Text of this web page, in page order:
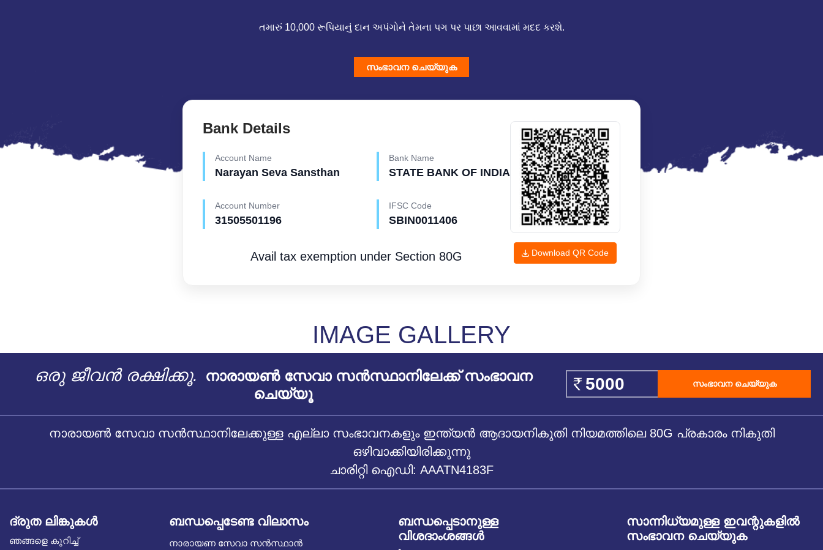
તમારું 10,000 રૂપિયાનું દાન અપંગોને તેમના પગ પર પાછા આવવામાં મદદ કરશે.
സംഭാവന ചെയ്യുക
Bank Details
Account Name
Narayan Seva Sansthan
Bank Name
STATE BANK OF INDIA
Account Number
31505501196
IFSC Code
SBIN0011406
Avail tax exemption under Section 80G Download QR Code
IMAGE GALLERY
ഒരു ജീവൻ രക്ഷിക്കൂ.
നാരായൺ സേവാ സൻസ്ഥാനിലേക്ക് സംഭാവന
ചെയ്യൂ
സംഭാവന ചെയ്യുക
നാരായൺ സേവാ സൻസ്ഥാനിലേക്കുള്ള എല്ലാ സംഭാവനകളും ഇന്ത്യൻ ആദായനികുതി നിയമത്തിലെ 80G പ്രകാരം നികുതി
ഒഴിവാക്കിയിരിക്കുന്നു
ചാരിറ്റി ഐഡി: AAATN4183F
ദ്രുത ലിങ്കുകൾ
ഞങ്ങളെ കുറിച്ച്
ബന്ധപ്പെടേണ്ട വിലാസം
നാരായണ സേവാ സൻസ്ഥാൻ
ബന്ധപ്പെടാനുള്ള
വിശദാംശങ്ങൾ
സാന്നിധ്യമുള്ള ഇവന്റുകളില്‍
സംഭാവന ചെയ്യുക